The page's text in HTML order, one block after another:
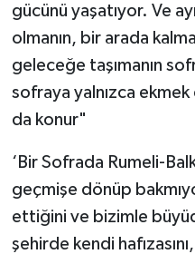
gücünü yaşatıyor. Ve
olmanın, bir arada
geleceğe taşımanın
sofraya yalnızca
da konur"
‘Bir Sofrada Rumeli-
geçmişe dönüp
ettiğini ve bizimle
şehirde kendi